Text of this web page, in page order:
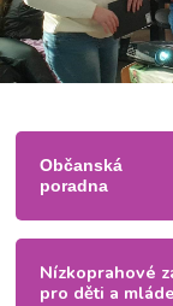
Občanská
poradna
Nízkoprahové
pro děti a